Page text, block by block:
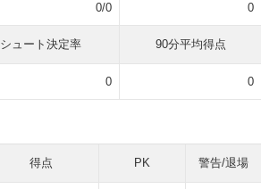
0/0 0
シュート決定率 90分平均得点
0 0
得点 PK 警告/退場